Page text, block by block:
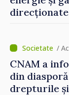
/
CNAM a
din
drepturile